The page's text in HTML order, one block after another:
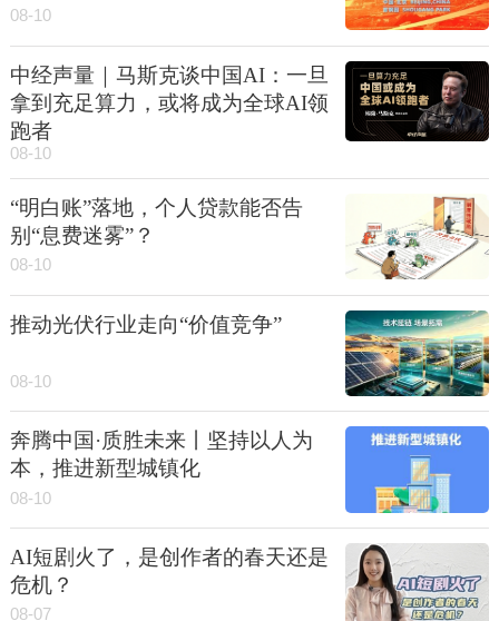
08-10
中经声量｜马斯克谈中国AI：一旦
拿到充足算力，或将成为全球AI领
跑者
08-10
“明白账”落地，个人贷款能否告
别“息费迷雾”？
08-10
推动光伏行业走向“价值竞争”
08-10
奔腾中国·质胜未来丨坚持以人为
本，推进新型城镇化
08-10
AI短剧火了，是创作者的春天还是
危机？
08-07